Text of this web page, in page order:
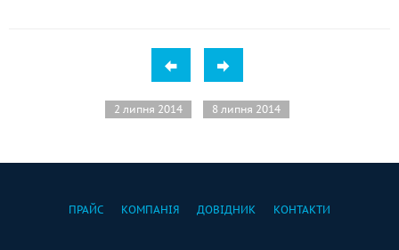
2 липня 2014 8 липня 2014
ПРАЙС КОМПАНІЯ ДОВІДНИК КОНТАКТИ